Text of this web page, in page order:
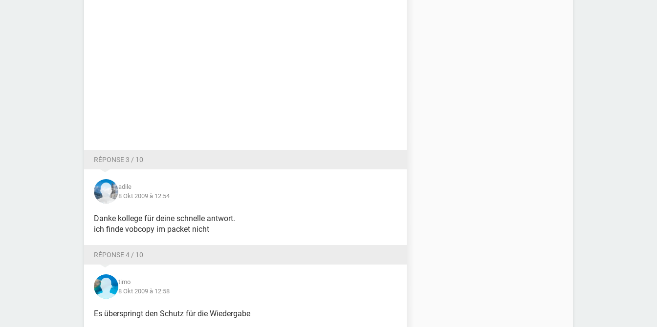
RÉPONSE 3 / 10
adile
8 Okt 2009 à 12:54
Danke kollege für deine schnelle antwort.
ich finde vobcopy im packet nicht
RÉPONSE 4 / 10
timo
8 Okt 2009 à 12:58
Es überspringt den Schutz für die Wiedergabe